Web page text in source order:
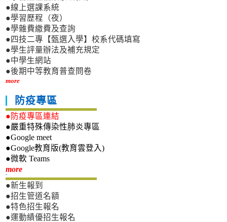
●線上選課系統
●學習歷程（夜）
●學雜費繳費及查詢
●四技二專【甄選入學】校系代碼填寫
●學生評量辦法及補充規定
●中學生網站
●後期中等教育普查問卷
more
防疫專區
●防疫專區連結
●嚴重特殊傳染性肺炎專區
●Google meet
●Google教育版(教育雲登入)
●微軟 Teams
more新生專區
●新生報到
●招生管道名額
●特色招生報名
●運動績優招生報名